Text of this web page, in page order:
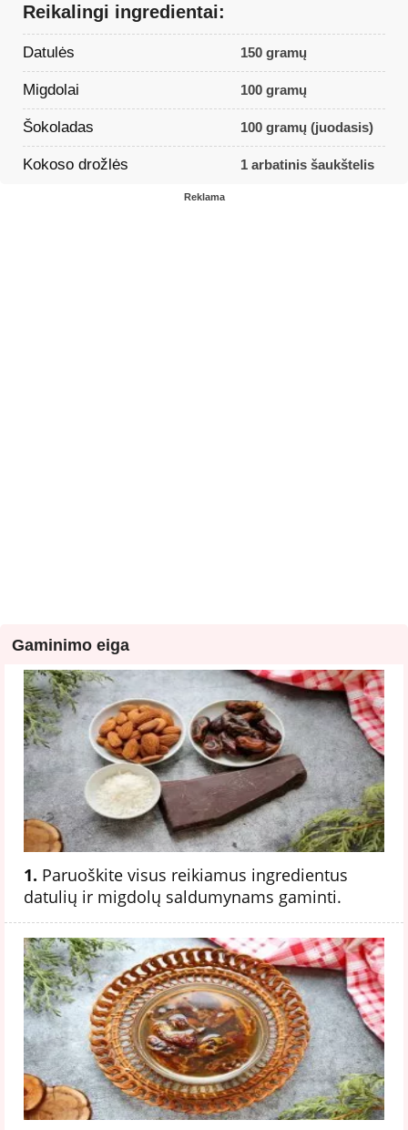
Reikalingi ingredientai:
Datulės 150 gramų
Migdolai 100 gramų
Šokoladas 100 gramų (juodasis)
Kokoso drožlės 1 arbatinis šaukštelis
Reklama
Gaminimo eiga
1. Paruoškite visus reikiamus ingredientus
datulių ir migdolų saldumynams gaminti.